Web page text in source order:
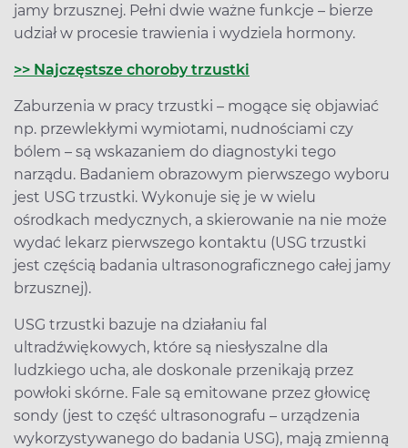
jamy brzusznej. Pełni dwie ważne funkcje – bierze
udział w procesie trawienia i wydziela hormony.
>> Najczęstsze choroby trzustki
Zaburzenia w pracy trzustki – mogące się objawiać
np. przewlekłymi wymiotami, nudnościami czy
bólem – są wskazaniem do diagnostyki tego
narządu. Badaniem obrazowym pierwszego wyboru
jest USG trzustki. Wykonuje się je w wielu
ośrodkach medycznych, a skierowanie na nie może
wydać lekarz pierwszego kontaktu (USG trzustki
jest częścią badania ultrasonograficznego całej jamy
brzusznej).
USG trzustki bazuje na działaniu fal
ultradźwiękowych, które są niesłyszalne dla
ludzkiego ucha, ale doskonale przenikają przez
powłoki skórne. Fale są emitowane przez głowicę
sondy (jest to część ultrasonografu – urządzenia
wykorzystywanego do badania USG), mają zmienną